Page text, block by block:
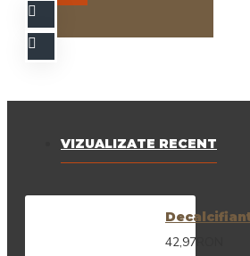
VIZUALIZATE RECENT
42,97RON